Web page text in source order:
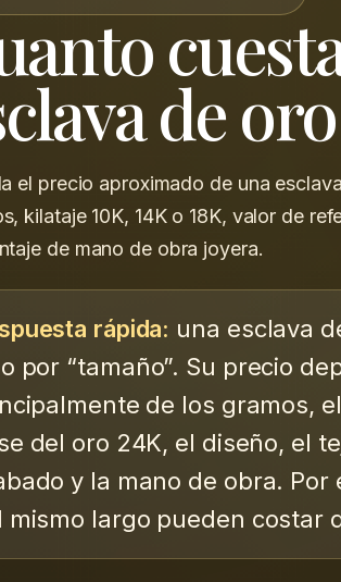
de oro
el precio aproximado de una
kilataje 10K, 14K o 18K, valor de
de mano de obra joyera.
rápida: una esclava
por “tamaño”. Su precio
de los gramos,
del oro 24K, el diseño, el
y la mano de obra. Por
mismo largo pueden costar